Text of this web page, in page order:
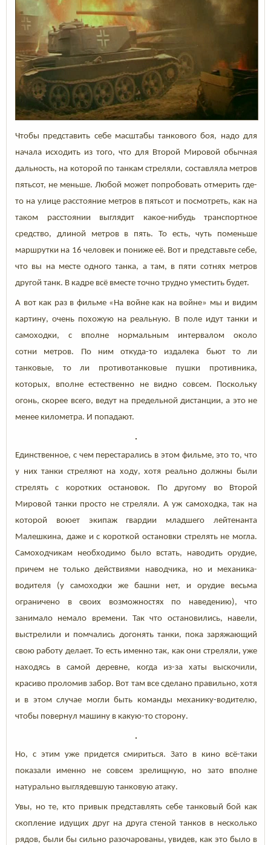
Чтобы представить себе масштабы танкового боя, надо для
начала исходить из того, что для Второй Мировой обычная
дальность, на которой по танкам стреляли, составляла метров
пятьсот, не меньше. Любой может попробовать отмерить где-
то на улице расстояние метров в пятьсот и посмотреть, как на
таком расстоянии выглядит какое-нибудь транспортное
средство, длиной метров в пять. То есть, чуть поменьше
маршрутки на 16 человек и пониже её. Вот и представьте себе,
что вы на месте одного танка, а там, в пяти сотнях метров
другой танк. В кадре всё вместе точно трудно уместить будет.
А вот как раз в фильме «На войне как на войне» мы и видим
картину, очень похожую на реальную. В поле идут танки и
самоходки, с вполне нормальным интервалом около
сотни метров. По ним откуда-то издалека бьют то ли
танковые, то ли противотанковые пушки противника,
которых, вполне естественно не видно совсем. Поскольку
огонь, скорее всего, ведут на предельной дистанции, а это не
менее километра. И попадают.
Единственное, с чем перестарались в этом фильме, это то, что
у них танки стреляют на ходу, хотя реально должны были
стрелять с коротких остановок. По другому во Второй
Мировой танки просто не стреляли. А уж самоходка, так на
которой воюет экипаж гвардии младшего лейтенанта
Малешкина, даже и с короткой остановки стрелять не могла.
Самоходчикам необходимо было встать, наводить орудие,
причем не только действиями наводчика, но и механика-
водителя (у самоходки же башни нет, и орудие весьма
ограничено в своих возможностях по наведению), что
занимало немало времени. Так что остановились, навели,
выстрелили и помчались догонять танки, пока заряжающий
свою работу делает. То есть именно так, как они стреляли, уже
находясь в самой деревне, когда из-за хаты выскочили,
красиво проломив забор. Вот там все сделано правильно, хотя
и в этом случае могли быть команды механику-водителю,
чтобы повернул машину в какую-то сторону.
Но, с этим уже придется смириться. Зато в кино всё-таки
показали именно не совсем зрелищную, но зато вполне
натурально выглядевшую танковую атаку.
Увы, но те, кто привык представлять себе танковый бой как
скопление идущих друг на друга стеной танков в несколько
рядов, были бы сильно разочарованы, увидев, как это было в